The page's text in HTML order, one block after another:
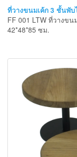
ที่วางขนมเค้ก 3 ชั้นพั
FF 001 LTW ที่วางข
42*48*85 ซม.